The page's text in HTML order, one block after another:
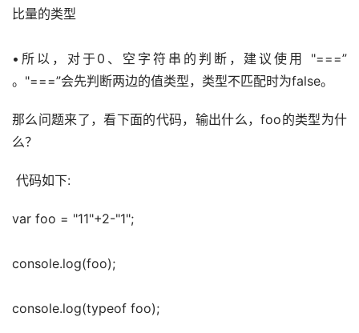
比量的类型
•所以，对于0、空字符串的判断，建议使用 "===”
。"===”会先判断两边的值类型，类型不匹配时为false。
那么问题来了，看下面的代码，输出什么，foo的类型为什
么？
代码如下:
var foo = "11"+2-"1";
console.log(foo);
console.log(typeof foo);